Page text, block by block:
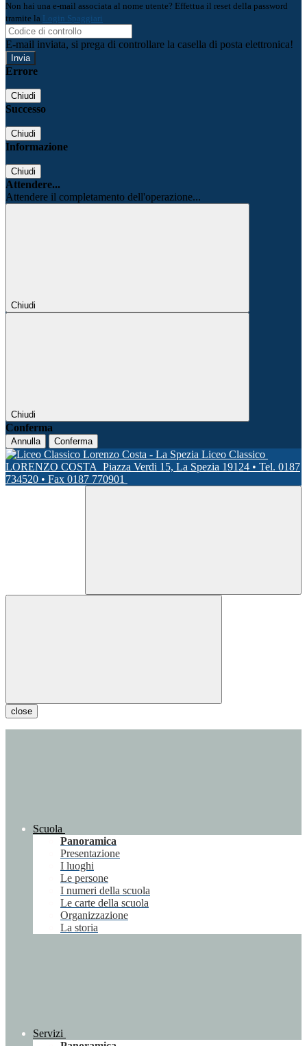
Non hai una e-mail associata al nome utente? Effettua il reset della password
tramite la Login Spaggiari
E-mail inviata, si prega di controllare la casella di posta elettronica!
Errore
Chiudi
Successo
Chiudi
Informazione
Chiudi
Attendere...
Attendere il completamento dell'operazione...
Chiudi
Chiudi
Conferma
Annulla Conferma
Liceo Classico
LORENZO COSTA Piazza Verdi 15, La Spezia 19124 • Tel. 0187
734520 • Fax 0187 770901
close
Scuola
Panoramica
Presentazione
I luoghi
Le persone
I numeri della scuola
Le carte della scuola
Organizzazione
La storia
Servizi